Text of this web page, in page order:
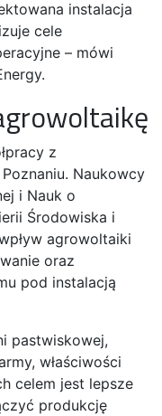
instalacja
cele
– mówi
z
Naukowcy
i Nauk o
Środowiska i
agrowoltaiki
oraz
pod instalacją
pastwiskowej,
właściwości
celem jest lepsze
produkcję